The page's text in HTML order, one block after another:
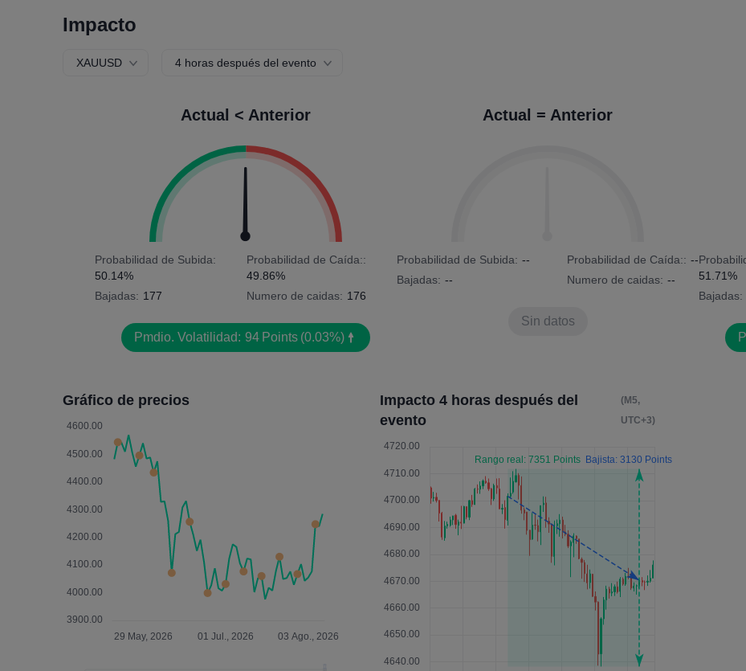
Impacto
XAUUSD 4 horas después del evento
Actual < Anterior
Probabilidad de Subida:
50.14%
Bajadas: 177
Probabilidad de Caída::
49.86%
Numero de caidas: 176
Pmdio. Volatilidad: 94 Points (0.03%)
Actual = Anterior
Probabilidad de Subida: --
Bajadas: --
Probabilidad de Caída:: --
Numero de caidas: --
Sin datos
51.71%
Bajadas:
Gráfico de precios
Impacto 4 horas después del
evento
(M5,
UTC+3)